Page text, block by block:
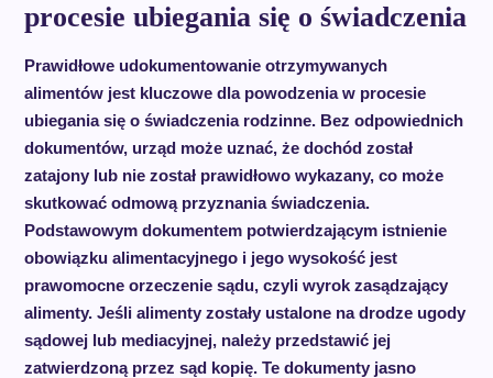
procesie ubiegania się o świadczenia
Prawidłowe udokumentowanie otrzymywanych
alimentów jest kluczowe dla powodzenia w procesie
ubiegania się o świadczenia rodzinne. Bez odpowiednich
dokumentów, urząd może uznać, że dochód został
zatajony lub nie został prawidłowo wykazany, co może
skutkować odmową przyznania świadczenia.
Podstawowym dokumentem potwierdzającym istnienie
obowiązku alimentacyjnego i jego wysokość jest
prawomocne orzeczenie sądu, czyli wyrok zasądzający
alimenty. Jeśli alimenty zostały ustalone na drodze ugody
sądowej lub mediacyjnej, należy przedstawić jej
zatwierdzoną przez sąd kopię. Te dokumenty jasno